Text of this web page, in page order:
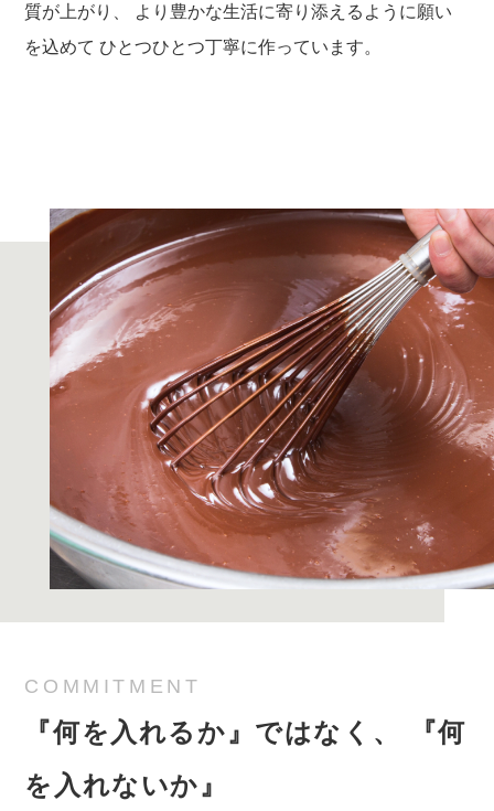
質が上がり、
より豊かな生活に寄り添えるように願い
を込めて ひとつひとつ丁寧に作っています。
COMMITMENT
『何を入れるか』ではなく、
『何
を入れないか』